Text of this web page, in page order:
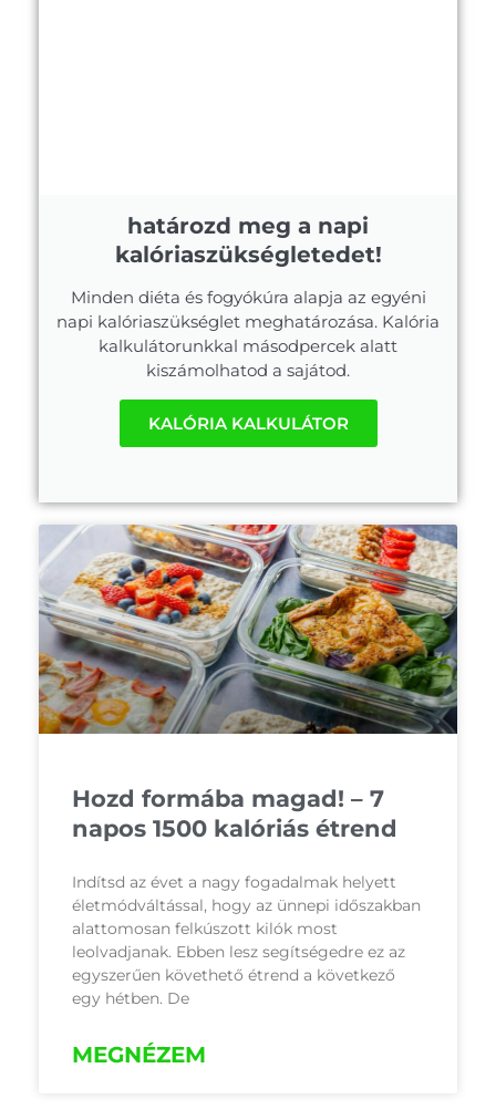
határozd meg a napi
kalóriaszükségletedet!
Minden diéta és fogyókúra alapja az egyéni
napi kalóriaszükséglet meghatározása. Kalória
kalkulátorunkkal másodpercek alatt
kiszámolhatod a sajátod.
KALÓRIA KALKULÁTOR
Hozd formába magad! – 7
napos 1500 kalóriás étrend
Indítsd az évet a nagy fogadalmak helyett
életmódváltással, hogy az ünnepi időszakban
alattomosan felkúszott kilók most
leolvadjanak. Ebben lesz segítségedre ez az
egyszerűen követhető étrend a következő
egy hétben. De
MEGNÉZEM